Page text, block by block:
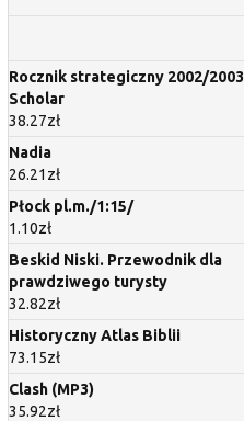
Rocznik strategiczny 2002/2003
Scholar
38.27zł
Nadia
26.21 zł
Płock pl.m./1:15/
1.10zł
Beskid Niski. Przewodnik dla
prawdziwego turysty
32.82zł
Historyczny Atlas Biblii
73.15zł
Clash (MP3)
35.92zł